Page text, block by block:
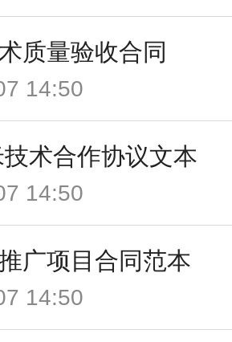
质量验收合同
14:50
术合作协议文本
14:50
广项目合同范本
14:50